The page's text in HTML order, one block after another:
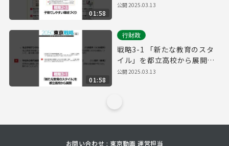
01:58
公開2025.03.13
01:58
行財政
戦略3-1 「新たな教育のスタ
イル」を都立高校から展開
【ダイバーシティ】
公開2025.03.13
お問い合わせ : 東京動画 運営担当